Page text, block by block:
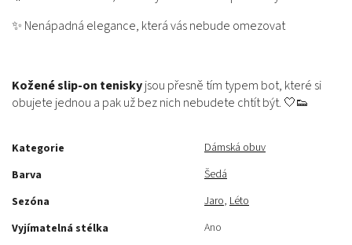
✨ Nenápadná elegance, která vás nebude omezovat
Kožené slip-on teniskyjsou přesně tím typem bot, které si
obujete jednou a pak už bez nich nebudete chtít být. 🤍👟
Kategorie
Dámská obuv
Barva
Šedá
Sezóna
Jaro, Léto
Vyjímatelná stélka
Ano